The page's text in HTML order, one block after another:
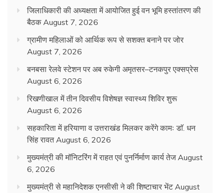
जिलाधिकारी की अध्यक्षता में आयोजित हुई वन भूमि हस्तांतरण की
बैठक August 7, 2026
ग्रामीण महिलाओं को आर्थिक रूप से सशक्त बनाने पर जोर
August 7, 2026
बनबसा रेलवे स्टेशन पर अब रुकेगी अमृतसर–टनकपुर एक्सप्रेस
August 6, 2026
रिखणीखाल में तीन दिवसीय विशेषज्ञ स्वास्थ्य शिविर शुरू
August 6, 2026
सहकारिता में हरियाणा व उत्तराखंड मिलकर करेंगे कामः डाॅ. धन
सिंह रावत August 6, 2026
मुख्यमंत्री की मॉनिटरिंग में राहत एवं पुनर्निर्माण कार्य तेज August
6, 2026
मुख्यमंत्री से महानिदेशक एनसीसी ने की शिष्टाचार भेंट August